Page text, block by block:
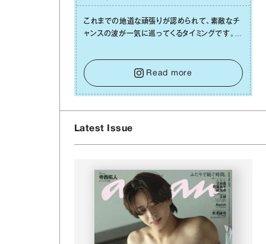
これまでの地道な頑張りが認められて、素敵なチ
ャンスの波が⼀気に巡ってくるタイミングです。周
せずに笑顔で受け取りましょう。みんなと⼀緒に
幸せになっていくイメージを持って⼀歩を踏み出
して。⼀⼈⼀⼈の良いところが混ざり合い、ハッピ
ーな未来が形作られていきます。
Read more
Latest Issue